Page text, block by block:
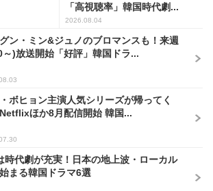
「高視聴率」韓国時代劇...
2026.08.04
ン・ミン&ジュノのブロマンスも！来週
～)放送開始「好評」韓国ドラ...
ボヒョン主演人気シリーズが帰ってく
ほか8月配信開始 韓国...
時代劇が充実！日本の地上波・ローカル
まる韓国ドラマ6選